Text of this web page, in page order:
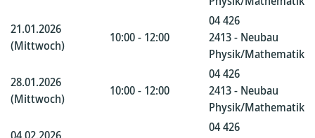
21.01.2026
(Mittwoch)
10:00 - 12:00
04 426
2413 - Neubau
Physik/Mathematik
28.01.2026
(Mittwoch)
10:00 - 12:00
04 426
2413 - Neubau
Physik/Mathematik
04 426